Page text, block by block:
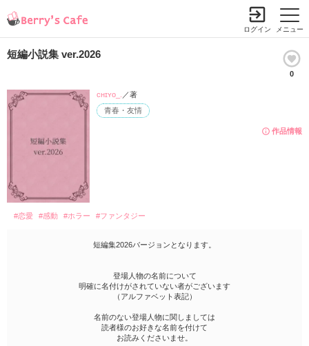
メニュー
ログイン
短編小説集 ver.2026
0
作品情報
青春・友情
ᴄʜɪʏᴏ_. ／著
#恋愛 #感動 #ホラー #ファンタジー
短編集2026バージョンとなります。
登場人物の名前について
明確に名付けがされていない者がございます
（アルファベット表記）
名前のない登場人物に関しましては
読者様のお好きな名前を付けて
お読みくださいませ。